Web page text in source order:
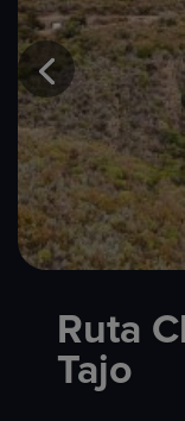
Ruta
Tajo